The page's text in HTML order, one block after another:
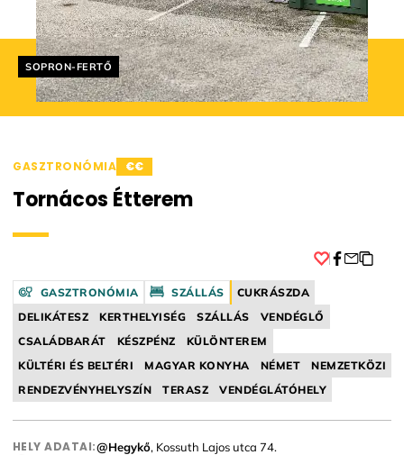
Helyszín címkék:
SOPRON-FERTŐ
GASZTRONÓMIA €€
Tornácos Étterem
GASZTRONÓMIA SZÁLLÁS
CUKRÁSZDA
DELIKÁTESZ
KERTHELYISÉG SZÁLLÁS
VENDÉGLŐ
CSALÁDBARÁT
KÉSZPÉNZ
KÜLÖNTEREM
KÜLTÉRI ÉS BELTÉRI
MAGYAR KONYHA NÉMET
NEMZETKÖZI
RENDEZVÉNYHELYSZÍN
TERASZ VENDÉGLÁTÓHELY
HELY ADATAI:@Hegykő, Kossuth Lajos utca 74.